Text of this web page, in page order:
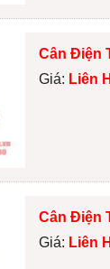
Cân Điện
Giá: Liên
Cân Điện
Giá: Liên